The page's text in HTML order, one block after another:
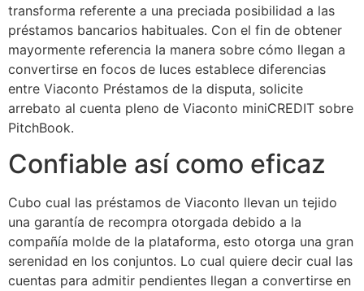
transforma referente a una preciada posibilidad a las
préstamos bancarios habituales. Con el fin de obtener
mayormente referencia la manera sobre cómo llegan a
convertirse en focos de luces establece diferencias
entre Viaconto Préstamos de la disputa, solicite
arrebato al cuenta pleno de Viaconto miniCREDIT sobre
PitchBook.
Confiable así­ como eficaz
Cubo cual las préstamos de Viaconto llevan un tejido
una garantía de recompra otorgada debido a la
compañía molde de la plataforma, esto otorga una gran
serenidad en los conjuntos. Lo cual quiere decir cual las
cuentas para admitir pendientes llegan a convertirse en